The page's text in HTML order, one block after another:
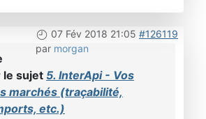
07 Fév 2018 21:05 #126119
par morgan
le sujet 5. InterApi - Vos
marchés (traçabilité,
etc.)